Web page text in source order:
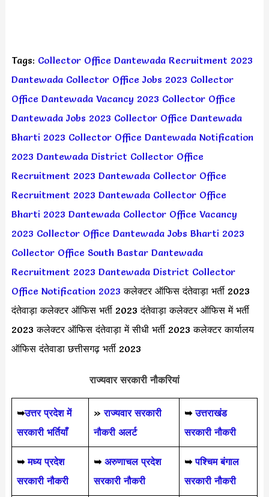
Tags: Collector Office Dantewada Recruitment 2023
Dantewada Collector Office Jobs 2023 Collector
Office Dantewada Vacancy 2023 Collector Office
Dantewada Jobs 2023 Collector Office Dantewada
Bharti 2023 Collector Office Dantewada Notification
2023 Dantewada District Collector Office
Recruitment 2023 Dantewada Collector Office
Recruitment 2023 Dantewada Collector Office
Bharti 2023 Dantewada Collector Office Vacancy
2023 Collector Office Dantewada Jobs Bharti 2023
Collector Office South Bastar Dantewada
Recruitment 2023 Dantewada District Collector
Office Notification 2023 कलेक्टर ऑफिस दंतेवाड़ा भर्ती 2023
दंतेवाड़ा कलेक्टर ऑफिस भर्ती 2023 दंतेवाड़ा कलेक्टर ऑफिस में भर्ती
2023 कलेक्टर ऑफिस दंतेवाड़ा में सीधी भर्ती 2023 कलेक्टर कार्यालय
ऑफिस दंतेवाडा छत्तीसगढ़ भर्ती 2023
राज्यवार सरकारी नौकरियां
➥उत्तर प्रदेश में
सरकारी भर्तियाँ
»राज्यवार सरकारी
नौकरी अलर्ट
➥ उत्तराखंड
सरकारी नौकरी
➥ मध्य प्रदेश
सरकारी नौकरी
➥ अरुणाचल प्रदेश
सरकारी नौकरी
➥ पश्चिम बंगाल
सरकारी नौकरी